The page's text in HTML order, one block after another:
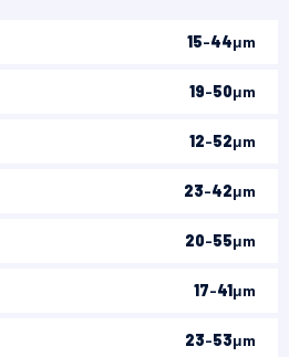
15-44μm
19-50μm
12-52μm
23-42μm
20-55μm
17-41μm
23-53μm